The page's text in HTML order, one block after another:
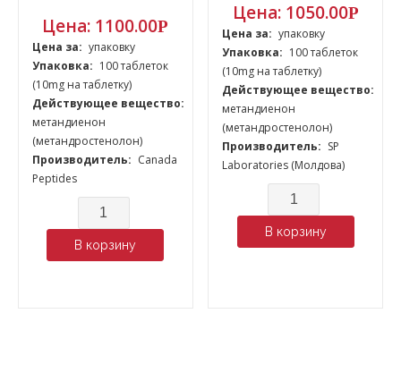
Цена: 1100.00Р
Цена за: упаковку
Упаковка: 100 таблеток
(10mg на таблетку)
Действующее вещество:
метандиенон
(метандростенолон)
Производитель: Canada
Peptides
Количество
В корзину
Цена: 1050.00Р
Цена за: упаковку
Упаковка: 100 таблеток
(10mg на таблетку)
Действующее вещество:
метандиенон
(метандростенолон)
Производитель: SP
Laboratories (Молдова)
Количество
В корзину